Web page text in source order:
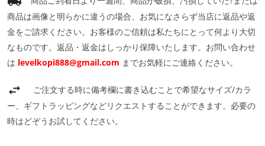
商品は画像と明らかに違うの場合、お気になさらず当店に返品や返
金をご請求ください。お客様のご信頼は私たちにとって何より大切
なものです。返品・返金はしっかり保障いたします。お問い合わせ
は levelkopi888@gmail.com までお気軽にご連絡ください。
ご注文する時に備考欄に書き込むことで希望なサイズ/カラ
ー、ギフトラッピングなどリクエストすることができます。必要の
時はどぞうお試してください。